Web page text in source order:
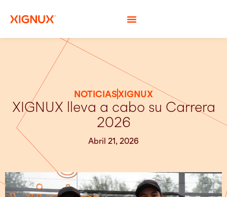
NOTICIASXIGNUX
XIGNUX lleva a cabo su Carrera
2026
Abril 21, 2026